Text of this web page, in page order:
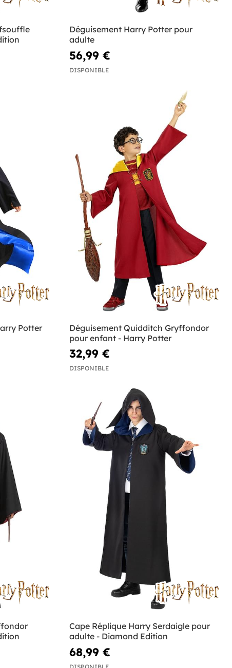
Déguisement Harry Potter pour
adulte
56,99 €
DISPONIBLE
Potter
Déguisement Quidditch Gryffondor
pour enfant - Harry Potter
32,99 €
DISPONIBLE
Cape Réplique Harry Serdaigle pour
adulte - Diamond Edition
68,99 €